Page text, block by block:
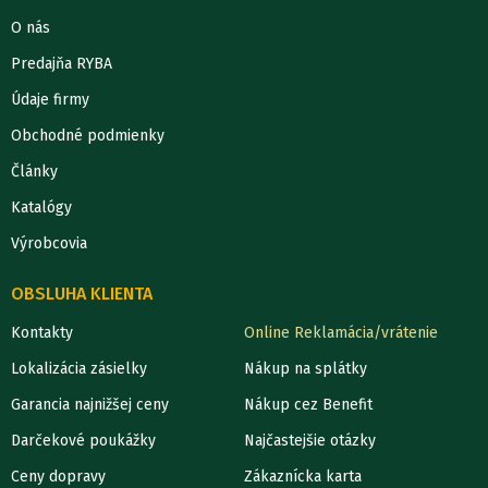
O nás
Predajňa RYBA
Údaje firmy
Obchodné podmienky
Články
Katalógy
Výrobcovia
OBSLUHA KLIENTA
Kontakty
Lokalizácia zásielky
Garancia najnižšej ceny
Darčekové poukážky
Ceny dopravy
Online Reklamácia/vrátenie
Nákup na splátky
Nákup cez Benefit
Najčastejšie otázky
Zákaznícka karta